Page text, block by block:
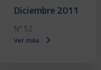
Diciembre 2011
Nº 52
Ver más